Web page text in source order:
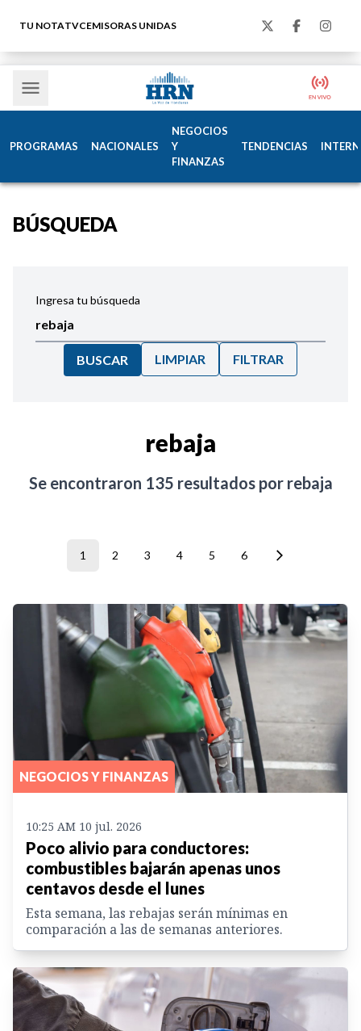
TU NOTATVCEMISORAS UNIDAS
PROGRAMAS NACIONALES
NEGOCIOS
Y
FINANZAS
TENDENCIAS
BÚSQUEDA
Ingresa tu búsqueda
BUSCAR LIMPIAR FILTRAR
rebaja
Se encontraron 135 resultados por rebaja
1 2 3 4 5 6
NEGOCIOS Y FINANZAS
10:25 AM 10 jul. 2026
Poco alivio para conductores:
combustibles bajarán apenas unos
centavos desde el lunes
Esta semana, las rebajas serán mínimas en
comparación a las de semanas anteriores.